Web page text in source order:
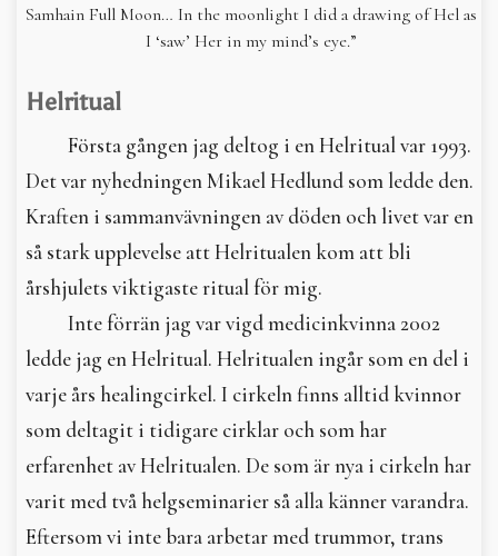
Samhain Full Moon… In the moonlight I did a drawing of Hel as
I ‘saw’ Her in my mind’s eye.”
Helritual
Första gången jag deltog i en Helritual var 1993.
Det var nyhedningen Mikael Hedlund som ledde den.
Kraften i sammanvävningen av döden och livet var en
så stark upplevelse att Helritualen kom att bli
årshjulets viktigaste ritual för mig.
Inte förrän jag var vigd medicinkvinna 2002
ledde jag en Helritual. Helritualen ingår som en del i
varje års healingcirkel. I cirkeln finns alltid kvinnor
som deltagit i tidigare cirklar och som har
erfarenhet av Helritualen. De som är nya i cirkeln har
varit med två helgseminarier så alla känner varandra.
Eftersom vi inte bara arbetar med trummor, trans